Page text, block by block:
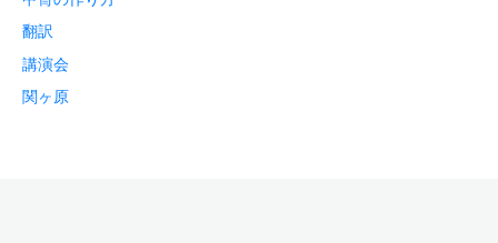
翻訳
講演会
関ヶ原